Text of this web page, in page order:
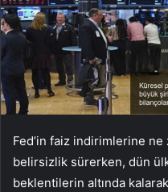
Fed’in faiz indirimlerine ne
belirsizlik sürerken, dün
beklentilerin altında